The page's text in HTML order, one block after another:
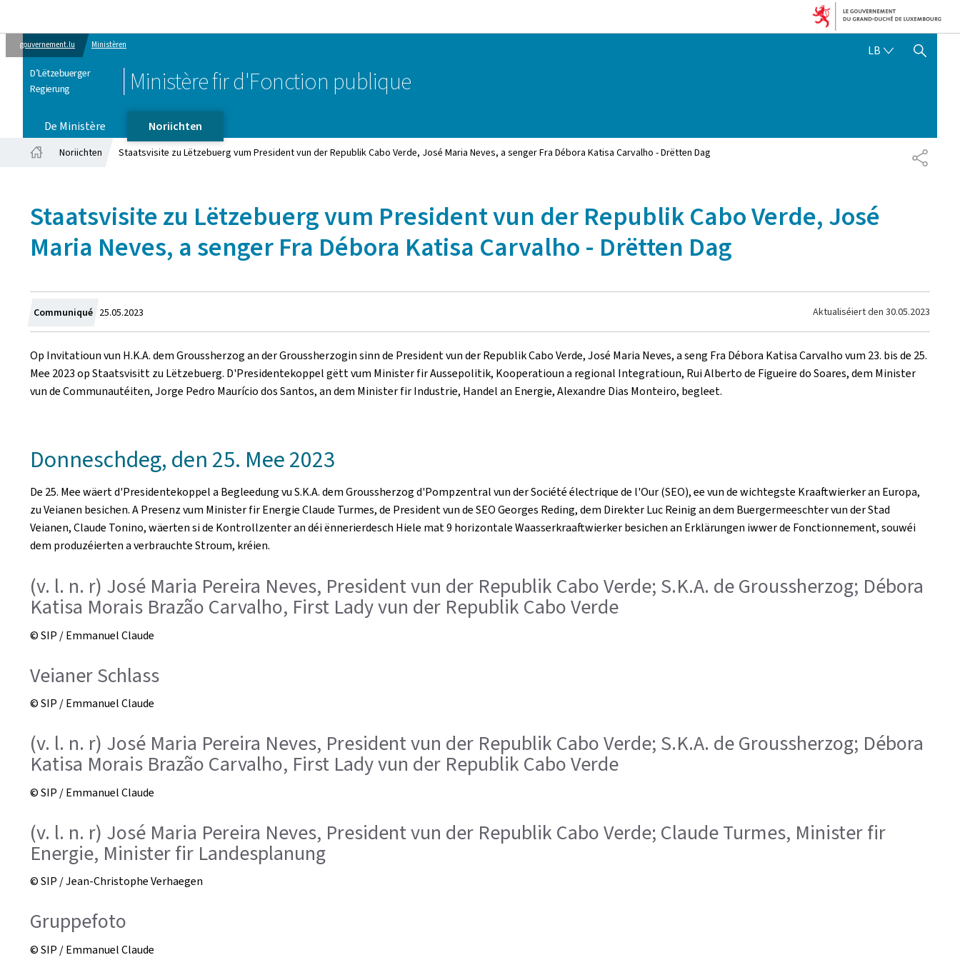
gouvernement.lu Ministèren
D’Lëtzebuerger
Regierung
Ministère fir d'Fonction publique
LB SHOW HIDE SEARCH
De Ministère
Noriichten
Noriichten Staatsvisite zu Lëtzebuerg vum President vun der Republik Cabo Verde, José Maria Neves, a senger Fra Débora Katisa Carvalho - Drëtten Dag
Staatsvisite zu Lëtzebuerg vum President vun der Republik Cabo Verde, José
Maria Neves, a senger Fra Débora Katisa Carvalho - Drëtten Dag
Communiqué Created
on
25.05.2023 Aktualiséiert den 30.05.2023
Op Invitatioun vun H.K.A. dem Groussherzog an der Groussherzogin sinn de President vun der Republik Cabo Verde, José Maria Neves, a seng Fra Débora Katisa Carvalho vum 23. bis de 25.
Mee 2023 op Staatsvisitt zu Lëtzebuerg. D'Presidentekoppel gëtt vum Minister fir Aussepolitik, Kooperatioun a regional Integratioun, Rui Alberto de Figueire do Soares, dem Minister
vun de Communautéiten, Jorge Pedro Maurício dos Santos, an dem Minister fir Industrie, Handel an Energie, Alexandre Dias Monteiro, begleet.
Donneschdeg, den 25. Mee 2023
De 25. Mee wäert d'Presidentekoppel a Begleedung vu S.K.A. dem Groussherzog d'Pompzentral vun der Société électrique de l'Our (SEO), ee vun de wichtegste Kraaftwierker an Europa,
zu Veianen besichen.A Presenz vum Minister fir Energie Claude Turmes, de President vun de SEO Georges Reding, dem Direkter Luc Reinig an dem Buergermeeschter vun der Stad
Veianen, Claude Tonino, wäerten si de Kontrollzenter an déi ënnerierdesch Hiele mat 9 horizontale Waasserkraaftwierker besichen an Erklärungen iwwer de Fonctionnement, souwéi
dem produzéierten a verbrauchte Stroum, kréien.
(v. l. n. r) José Maria Pereira Neves, President vun der Republik Cabo Verde; S.K.A. de Groussherzog; Débora
Katisa Morais Brazão Carvalho, First Lady vun der Republik Cabo Verde
© SIP / Emmanuel Claude
Veianer Schlass
© SIP / Emmanuel Claude
(v. l. n. r) José Maria Pereira Neves, President vun der Republik Cabo Verde; S.K.A. de Groussherzog; Débora
Katisa Morais Brazão Carvalho, First Lady vun der Republik Cabo Verde
© SIP / Emmanuel Claude
(v. l. n. r) José Maria Pereira Neves, President vun der Republik Cabo Verde; Claude Turmes, Minister fir
Energie, Minister fir Landesplanung
© SIP / Jean-Christophe Verhaegen
Gruppefoto
© SIP / Emmanuel Claude